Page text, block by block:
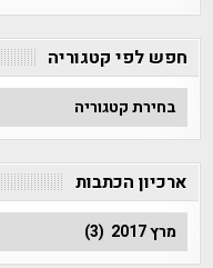
חפש לפי קטגוריה
חפש
לפי
קטגוריה
ארכיון הכתבות
ארכיון
הכתבות